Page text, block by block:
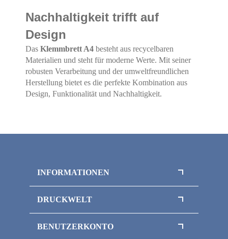
Nachhaltigkeit trifft auf
Design
Das Klemmbrett A4 besteht aus recycelbaren
Materialien und steht für moderne Werte. Mit seiner
robusten Verarbeitung und der umweltfreundlichen
Herstellung bietet es die perfekte Kombination aus
Design, Funktionalität und Nachhaltigkeit.
INFORMATIONEN
Datenschutz
Versand
DRUCKWELT
Nachhaltigkeit
BENUTZERKONTO